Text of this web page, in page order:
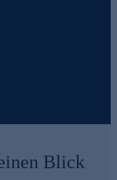
Blick